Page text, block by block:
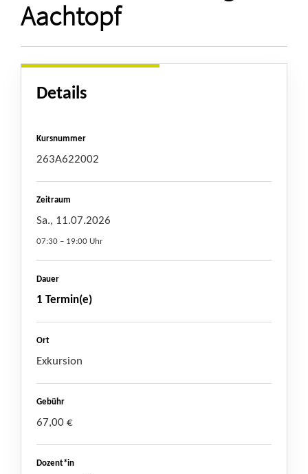
Aachtopf
Details
Kursnummer
263A622002
Zeitraum
Sa., 11.07.2026
07:30 – 19:00 Uhr
Dauer
1 Termin(e)
Ort
Exkursion
Gebühr
67,00 €
Dozent*in